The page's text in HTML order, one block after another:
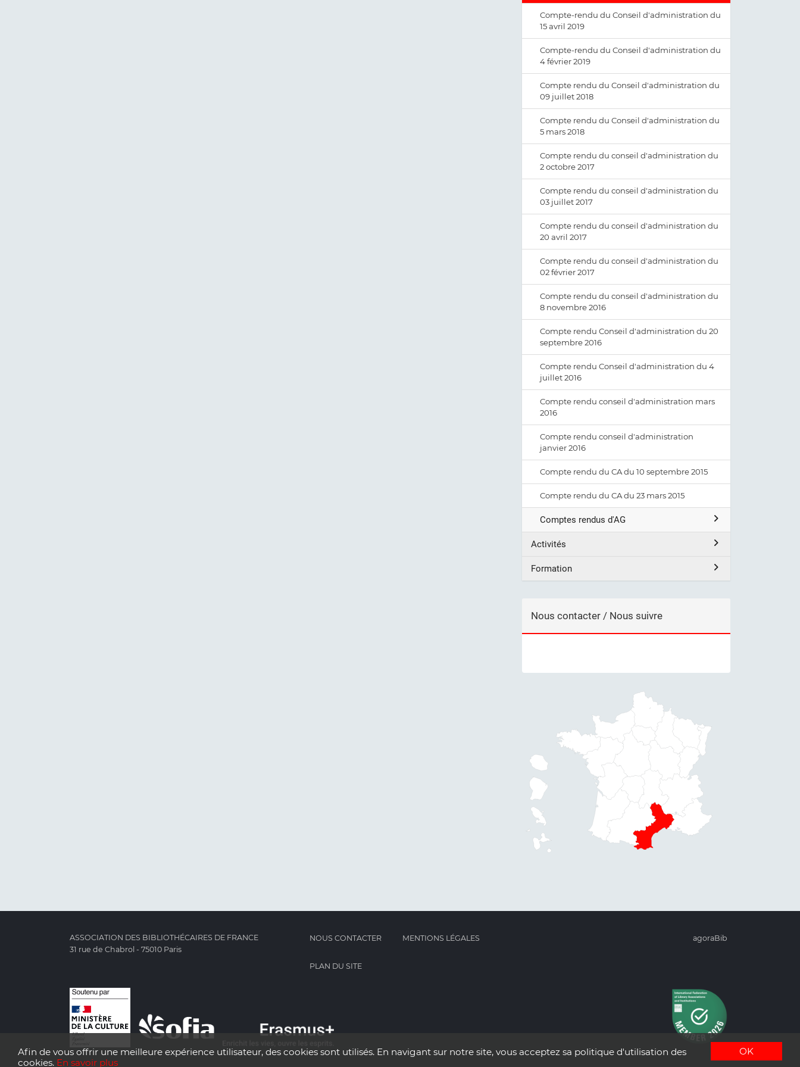
OK
Afin de vous offrir une meilleure expérience utilisateur, des cookies sont utilisés. En navigant sur notre site, vous acceptez sa politique d'utilisation des
cookies. En savoir plus
Compte-rendu du Conseil d'administration du
15 avril 2019
Compte-rendu du Conseil d'administration du
4 février 2019
Compte rendu du Conseil d'administration du
09 juillet 2018
Compte rendu du Conseil d'administration du
5 mars 2018
Compte rendu du conseil d'administration du
2 octobre 2017
Compte rendu du conseil d'administration du
03 juillet 2017
Compte rendu du conseil d'administration du
20 avril 2017
Compte rendu du conseil d'administration du
02 février 2017
Compte rendu du conseil d'administration du
8 novembre 2016
Compte rendu Conseil d'administration du 20
septembre 2016
Compte rendu Conseil d'administration du 4
juillet 2016
Compte rendu conseil d'administration mars
2016
Compte rendu conseil d'administration
janvier 2016
Compte rendu du CA du 10 septembre 2015
Compte rendu du CA du 23 mars 2015
Comptes rendus d'AG
Activités
Formation
Nous contacter / Nous suivre
ASSOCIATION DES BIBLIOTHÉCAIRES DE FRANCE
31 rue de Chabrol - 75010 Paris
NOUS CONTACTER MENTIONS LÉGALES
PLAN DU SITE
agoraBib